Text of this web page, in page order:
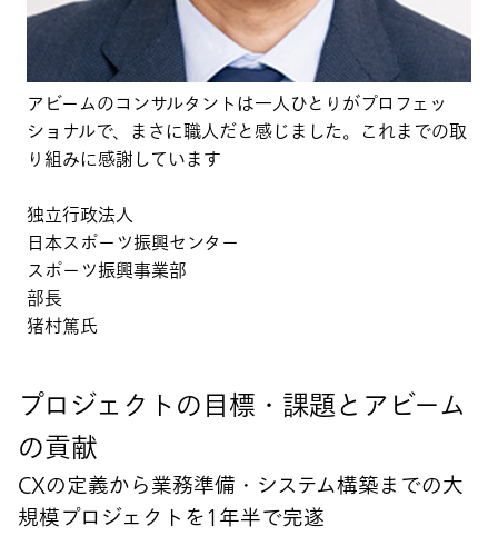
アビームのコンサルタントは一人ひとりがプロフェッ
ショナルで、まさに職人だと感じました。これまでの取
り組みに感謝しています
独立行政法人
日本スポーツ振興センター
スポーツ振興事業部
部長
猪村篤氏
プロジェクトの目標・課題とアビーム
の貢献
CXの定義から業務準備・システム構築までの大
規模プロジェクトを1年半で完遂